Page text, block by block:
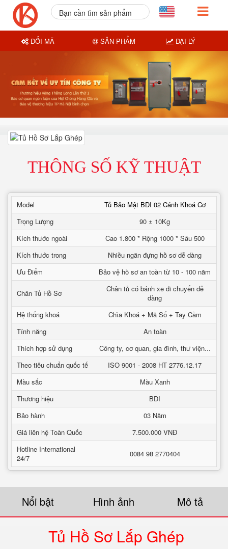
THÔNG SỐ KỸ THUẬT
Model
Tủ Bảo Mật BDI 02 Cánh Khoá Cơ
Trọng Lượng
90 ± 10Kg
Kích thước ngoài
Cao 1.800 * Rộng 1000 * Sâu 500
Kích thước trong
Nhiều ngăn đựng hồ sơ dễ dàng
Ưu Điểm
Bảo vệ hồ sơ an toàn từ 10 - 100 năm
Chân Tủ Hồ Sơ
Chân tủ có bánh xe di chuyển dễ
dàng
Hệ thống khoá
Chìa Khoá + Mã Số + Tay Cầm
Tính năng
An toàn
Thích hợp sử dụng
Công ty, cơ quan, gia đình, thư viện...
Theo tiêu chuẩn quốc tế
ISO 9001 - 2008 HT 2776.12.17
Màu sắc
Màu Xanh
Thương hiệu
BDI
Bảo hành
03 Năm
Giá liên hệ Toàn Quốc
7.500.000 VNĐ
Hotline International
24/7
0084 98 2770404
Nổi bật Hình ảnh Mô tả
Tủ Hồ Sơ Lắp Ghép
Bạn cần tìm sản phẩm
ĐỔI MÃ SẢN PHẨM ĐẠI LÝ